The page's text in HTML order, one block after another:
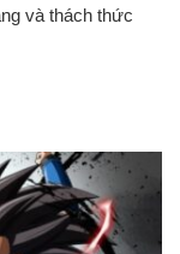
và thách thức